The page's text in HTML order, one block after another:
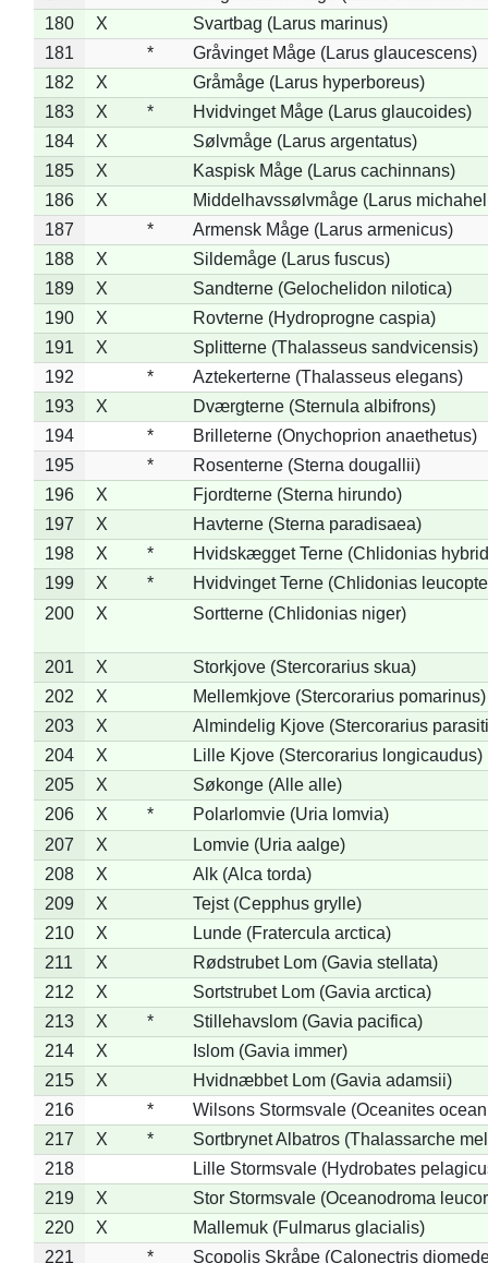
180
X
Svartbag (Larus marinus)
181
*
Gråvinget Måge (Larus glaucescens)
182
X
Gråmåge (Larus hyperboreus)
183
X *
Hvidvinget Måge (Larus glaucoides)
184
X
Sølvmåge (Larus argentatus)
185
X
Kaspisk Måge (Larus cachinnans)
186
X
Middelhavssølvmåge (Larus
187
*
Armensk Måge (Larus armenicus)
188
X
Sildemåge (Larus fuscus)
189
X
Sandterne (Gelochelidon nilotica)
190
X
Rovterne (Hydroprogne caspia)
191
X
Splitterne (Thalasseus sandvicensis)
192
*
Aztekerterne (Thalasseus elegans)
193
X
Dværgterne (Sternula albifrons)
194
*
Brilleterne (Onychoprion anaethetus)
195
*
Rosenterne (Sterna dougallii)
196
X
Fjordterne (Sterna hirundo)
197
X
Havterne (Sterna paradisaea)
198
X *
Hvidskægget Terne (Chlidonias
199
X *
Hvidvinget Terne (Chlidonias
200
X Sortterne (Chlidonias niger)
201 X
Storkjove (Stercorarius skua)
202
X
Mellemkjove (Stercorarius pomarinus)
203
X
Almindelig Kjove (Stercorarius
204
X
Lille Kjove (Stercorarius longicaudus)
205
X
Søkonge (Alle alle)
206
X *
Polarlomvie (Uria lomvia)
207
X
Lomvie (Uria aalge)
208
X
Alk (Alca torda)
209
X
Tejst (Cepphus grylle)
210
X
Lunde (Fratercula arctica)
211
X
Rødstrubet Lom (Gavia stellata)
212
X
Sortstrubet Lom (Gavia arctica)
213
X *
Stillehavslom (Gavia pacifica)
214
X
Islom (Gavia immer)
215
X
Hvidnæbbet Lom (Gavia adamsii)
216
*
Wilsons Stormsvale (Oceanites
217
X *
Sortbrynet Albatros (Thalassarche
218
Lille Stormsvale (Hydrobates
219
X
Stor Stormsvale (Oceanodroma
220
X
Mallemuk (Fulmarus glacialis)
221
* Scopolis Skråpe (Calonectris